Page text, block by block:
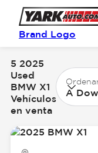
Brand Logo
5 2025
Used
BMW X1
Vehículos
en venta
A